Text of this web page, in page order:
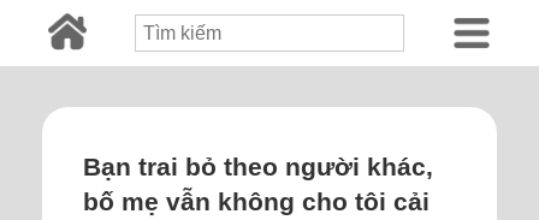
Bạn trai bỏ theo người khác,
bố mẹ vẫn không cho tôi cải